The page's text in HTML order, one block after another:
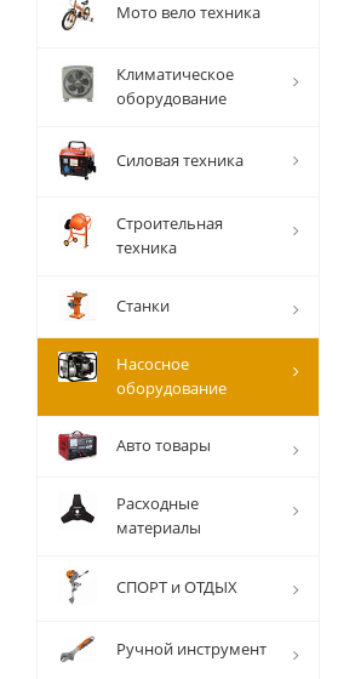
Мото вело техника
Климатическое
оборудование
Силовая техника
Строительная
техника
Станки
Насосное
оборудование
Авто товары
Расходные
материалы
СПОРТ и ОТДЫХ
Ручной инструмент